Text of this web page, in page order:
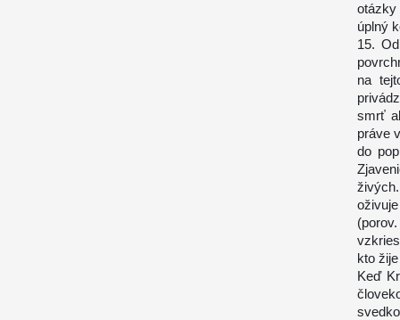
otázky
úplný
15.
na
smrť
práve
do
kto
Keď